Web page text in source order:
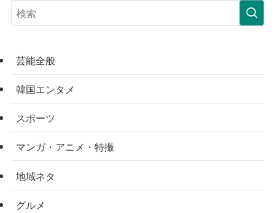
芸能全般
韓国エンタメ
スポーツ
マンガ・アニメ・特撮
地域ネタ
グルメ